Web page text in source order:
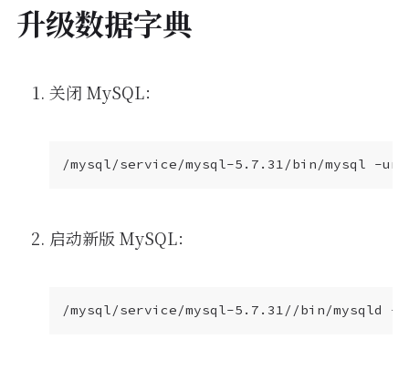
升级数据字典
关闭 MySQL：
/mysql/service/mysql-5.7.31/bin/mysql -
启动新版 MySQL：
/mysql/service/mysql-5.7.31//bin/mysqld